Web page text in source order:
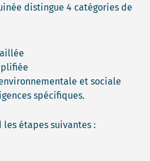
distingue 4 catégories de
et sociale
spécifiques.
étapes suivantes :